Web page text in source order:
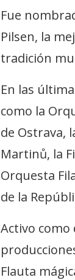
Fue
Pilsen, la
tradición
En las
como la
de Ostrava,
Martinů, la
Orquesta
de la
Activo
Flauta